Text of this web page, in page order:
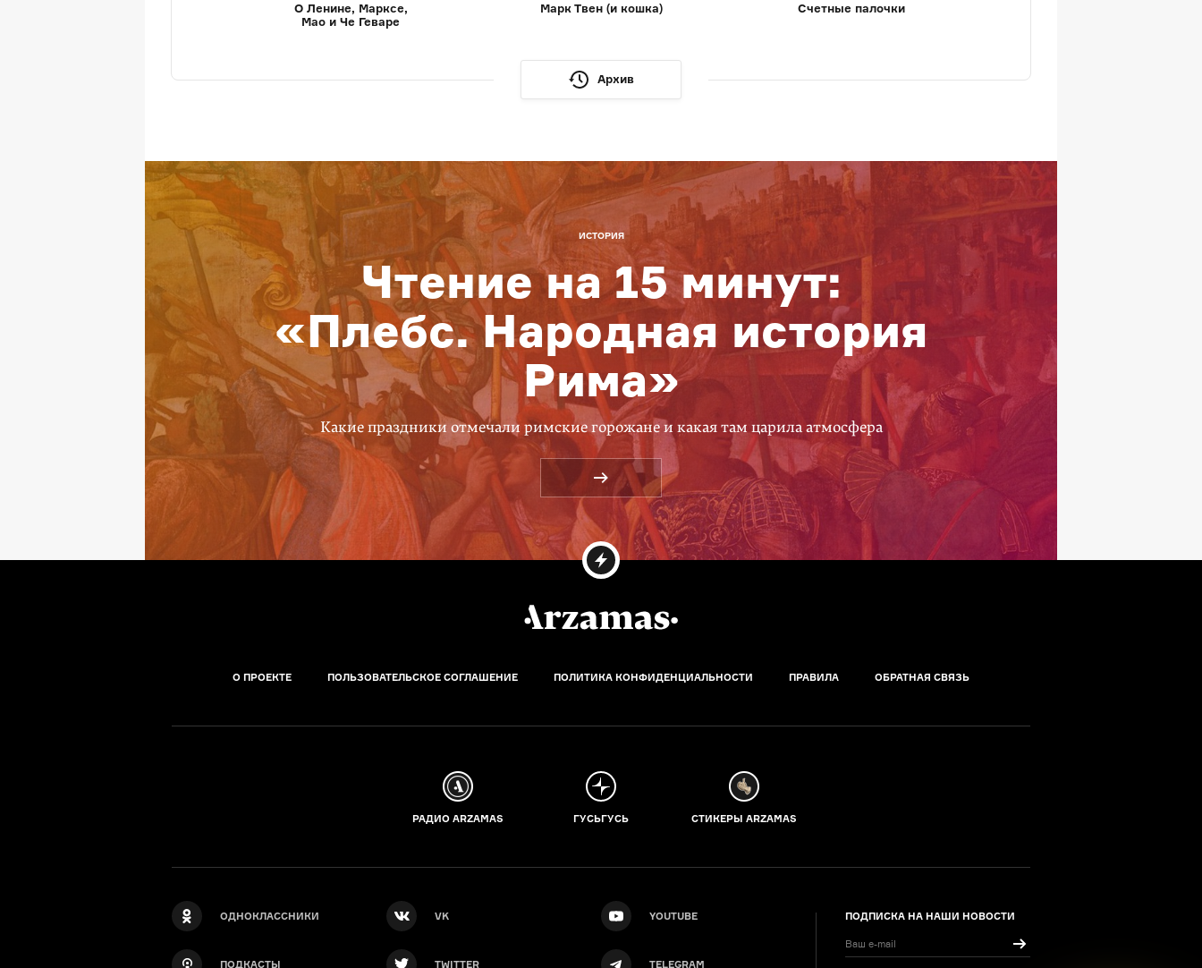
О Ленине, Марксе,
Мао и Че Геваре
Марк Твен (и кошка) Счетные палочки
Архив
ИСТОРИЯ
Чтение на 15 минут:
«Плебс. Народная история
Рима»
Какие праздники отмечали римские горожане и какая там царила атмосфера
О ПРОЕКТЕ ПОЛЬЗОВАТЕЛЬСКОЕ СОГЛАШЕНИЕ ПОЛИТИКА КОНФИДЕНЦИАЛЬНОСТИ ПРАВИЛА ОБРАТНАЯ СВЯЗЬ
РАДИО ARZAMAS ГУСЬГУСЬ СТИКЕРЫ ARZAMAS
ОДНОКЛАССНИКИ VK YOUTUBE
ПОДКАСТЫ TWITTER TELEGRAM
ПОДПИСКА НА НАШИ НОВОСТИ